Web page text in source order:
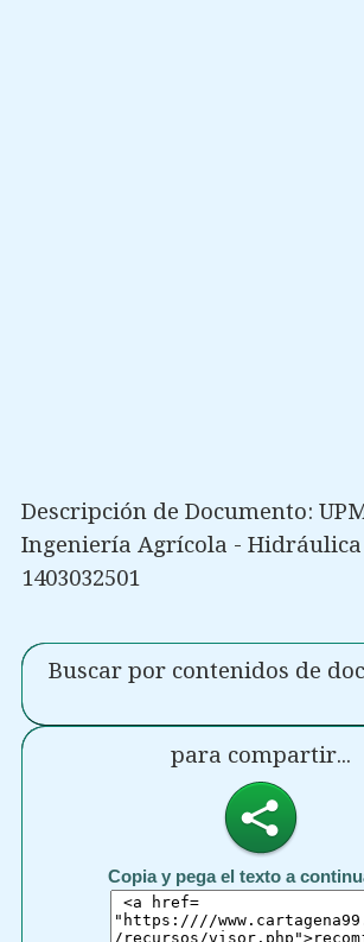
Descripción de Documento:
Ingeniería Agrícola -
1403032501
Buscar por contenidos de
para compartir...
Copia y pega el texto a